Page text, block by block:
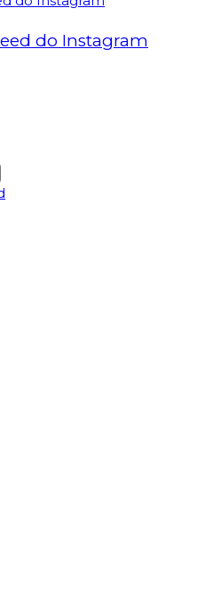
do Instagram